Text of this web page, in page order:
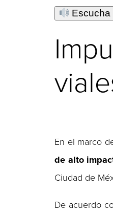
Escucha
En el marco
de alto
Ciudad de
De acuerdo